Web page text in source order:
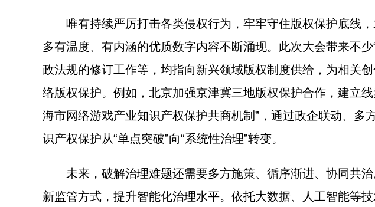
唯有持续严厉打击各类侵权行为，牢牢守住版权保护底线，
多有温度、有内涵的优质数字内容不断涌现。此次大会带来不
政法规的修订工作等，均指向新兴领域版权制度供给，为相关
络版权保护。例如，北京加强京津冀三地版权保护合作，建立
海市网络游戏产业知识产权保护共商机制”，通过政企联动、
识产权保护从“单点突破”向“系统性治理”转变。
未来，破解治理难题还需要多方施策、循序渐进、协同共治
新监管方式，提升智能化治理水平。依托大数据、人工智能等